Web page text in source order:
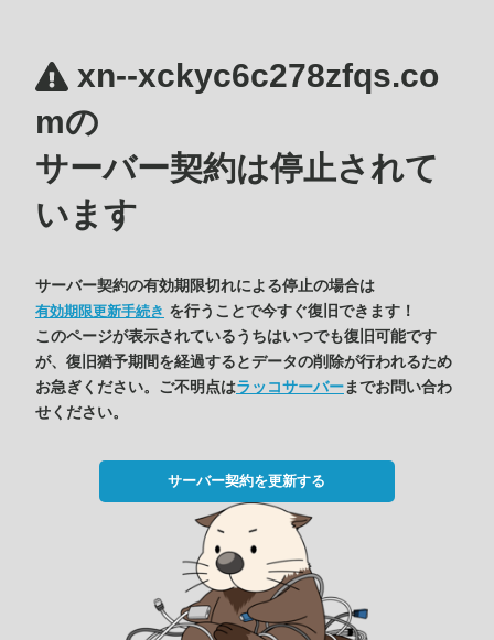
xn--xckyc6c278zfqs.co
mの
サーバー契約は停止されて
います
サーバー契約の有効期限切れによる停止の場合は
有効期限更新手続き を行うことで今すぐ復旧できます！
このページが表示されているうちはいつでも復旧可能です
が、復旧猶予期間を経過するとデータの削除が行われるため
お急ぎください。ご不明点はラッコサーバーまでお問い合わ
せください。
サーバー契約を更新する